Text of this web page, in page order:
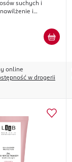
suchych i
i
online
w drogerii